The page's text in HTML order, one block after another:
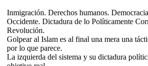
Inmigración. Derechos humanos.
Occidente. Dictadura de lo Políticamente
Revolución.
Golpear al Islam es al final una mera una
por lo que parece.
La izquierda del sistema y su dictadura